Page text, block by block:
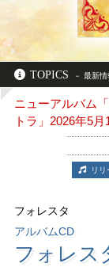
TOPICS
ニューアルバム
トラ」2026年5
リリ
フォレスタ
アルバムCD
フォレス